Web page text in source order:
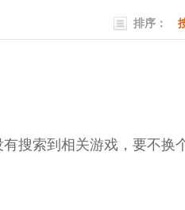
排序：
搜索到相关游戏，要不换